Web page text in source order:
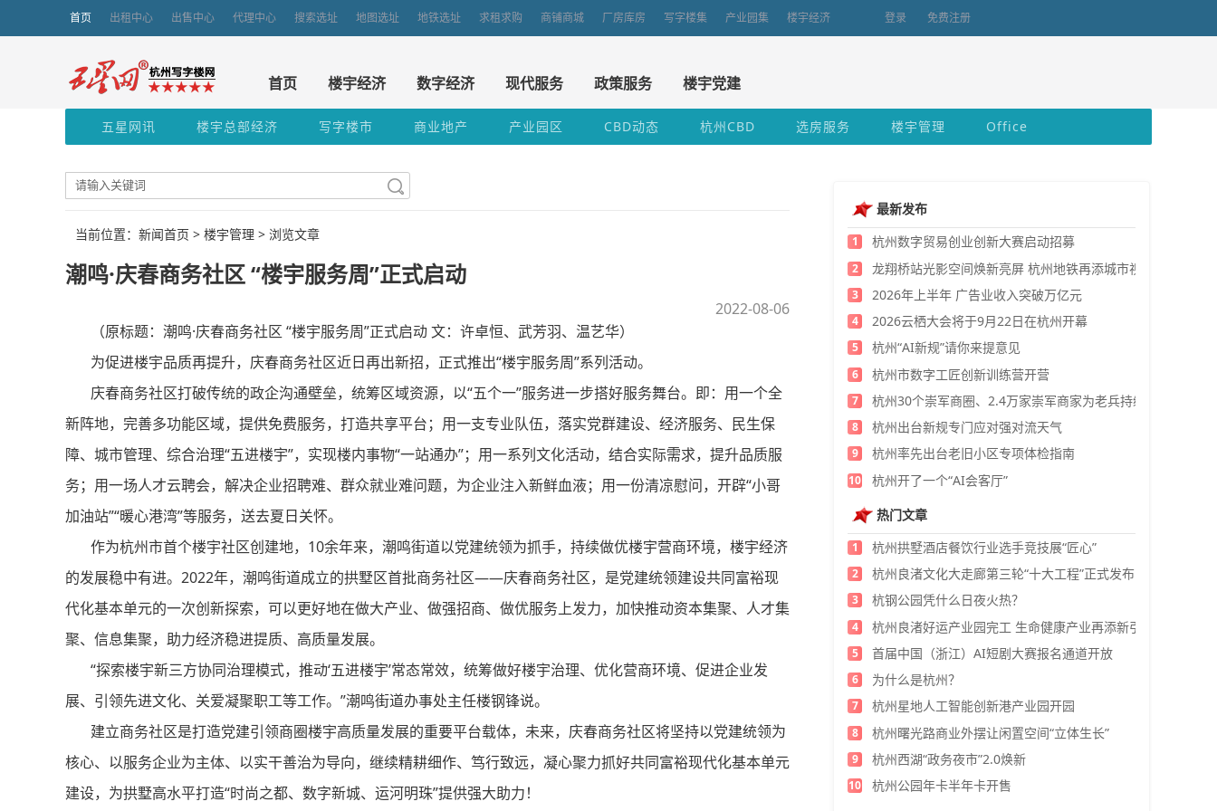
首页 出租中心 出售中心 代理中心 搜索选址 地图选址 地铁选址 求租求购 商铺商城 厂房库房 写字楼集 产业园集 楼宇经济 登录 免费注册
首页 楼宇经济 数字经济 现代服务 政策服务 楼宇党建
五星网讯 楼宇总部经济 写字楼市 商业地产 产业园区 CBD动态 杭州CBD 选房服务 楼宇管理 Office
当前位置：新闻首页 > 楼宇管理 > 浏览文章
潮鸣·庆春商务社区 “楼宇服务周”正式启动
2022-08-06
（原标题：潮鸣·庆春商务社区 “楼宇服务周”正式启动 文：许卓恒、武芳羽、温艺华）
为促进楼宇品质再提升，庆春商务社区近日再出新招，正式推出“楼宇服务周”系列活动。
庆春商务社区打破传统的政企沟通壁垒，统筹区域资源，以“五个一”服务进一步搭好服务舞台。即：用一个全
新阵地，完善多功能区域，提供免费服务，打造共享平台；用一支专业队伍，落实党群建设、经济服务、民生保
障、城市管理、综合治理“五进楼宇”，实现楼内事物“一站通办”；用一系列文化活动，结合实际需求，提升品质服
务；用一场人才云聘会，解决企业招聘难、群众就业难问题，为企业注入新鲜血液；用一份清凉慰问，开辟“小哥
加油站”“暖心港湾”等服务，送去夏日关怀。
作为杭州市首个楼宇社区创建地，10余年来，潮鸣街道以党建统领为抓手，持续做优楼宇营商环境，楼宇经济
的发展稳中有进。2022年，潮鸣街道成立的拱墅区首批商务社区——庆春商务社区，是党建统领建设共同富裕现
代化基本单元的一次创新探索，可以更好地在做大产业、做强招商、做优服务上发力，加快推动资本集聚、人才集
聚、信息集聚，助力经济稳进提质、高质量发展。
“探索楼宇新三方协同治理模式，推动‘五进楼宇’常态常效，统筹做好楼宇治理、优化营商环境、促进企业发
展、引领先进文化、关爱凝聚职工等工作。”潮鸣街道办事处主任楼钢锋说。
建立商务社区是打造党建引领商圈楼宇高质量发展的重要平台载体，未来，庆春商务社区将坚持以党建统领为
核心、以服务企业为主体、以实干善治为导向，继续精耕细作、笃行致远，凝心聚力抓好共同富裕现代化基本单元
建设，为拱墅高水平打造“时尚之都、数字新城、运河明珠”提供强大助力！
最新发布
1 杭州数字贸易创业创新大赛启动招募
2 龙翔桥站光影空间焕新亮屏 杭州地铁再添城市视觉新地标
3 2026年上半年 广告业收入突破万亿元
4 2026云栖大会将于9月22日在杭州开幕
5 杭州“AI新规”请你来提意见
6 杭州市数字工匠创新训练营开营
7 杭州30个崇军商圈、2.4万家崇军商家为老兵持续发福利
8 杭州出台新规专门应对强对流天气
9 杭州率先出台老旧小区专项体检指南
10
杭州开了一个“AI会客厅”
热门文章
1 杭州拱墅酒店餐饮行业选手竞技展“匠心”
2 杭州良渚文化大走廊第三轮“十大工程”正式发布
3 杭钢公园凭什么日夜火热？
4 杭州良渚好运产业园完工 生命健康产业再添新引擎
5 首届中国（浙江）AI短剧大赛报名通道开放
6 为什么是杭州？
7 杭州星地人工智能创新港产业园开园
8 杭州曙光路商业外摆让闲置空间“立体生长”
9 杭州西湖“政务夜市”2.0焕新
10 杭州公园年卡半年卡开售